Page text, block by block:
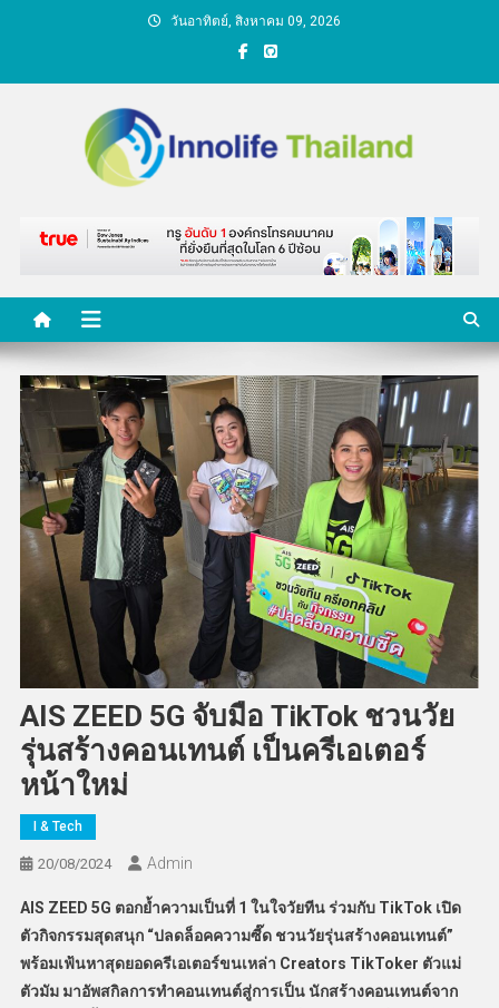
วันอาทิตย์, สิงหาคม 09, 2026
คนกับความคิด ชีวิตกับ
นวัตกรรม
AIS ZEED 5G จับมือ TikTok ชวนวัย
รุ่นสร้างคอนเทนต์ เป็นครีเอเตอร์
หน้าใหม่
I & Tech
20/08/2024 Admin
AIS ZEED 5G ตอกย้ำความเป็นที่ 1 ในใจวัยทีน ร่วมกับ TikTok เปิด
ตัวกิจกรรมสุดสนุก “ปลดล็อคความซี๊ด ชวนวัยรุ่นสร้างคอนเทนต์”
พร้อมเฟ้นหาสุดยอดครีเอเตอร์ขนเหล่า Creators TikToker ตัวแม่
ตัวมัม มาอัพสกิลการทำคอนเทนต์สู่การเป็น นักสร้างคอนเทนต์จาก